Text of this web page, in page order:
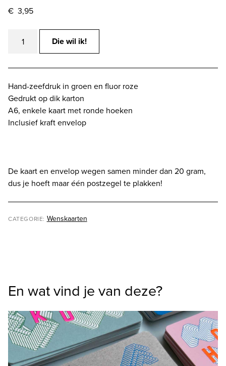
€ 3,95
wenskaart
YOU
aantal
Die wil ik!
Hand-zeefdruk in groen en fluor roze
Gedrukt op dik karton
A6, enkele kaart met ronde hoeken
Inclusief kraft envelop
De kaart en envelop wegen samen minder dan 20 gram,
dus je hoeft maar één postzegel te plakken!
CATEGORIE: Wenskaarten
En wat vind je van deze?